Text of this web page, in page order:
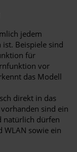
jedem
Beispiele sind
für
vor
das Modell
direkt in das
sind ein
natürlich dürfen
sowie ein